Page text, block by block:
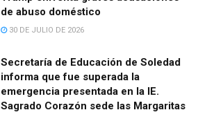
de abuso doméstico
30 DE JULIO DE 2026
Secretaría de Educación de Soledad
informa que fue superada la
emergencia presentada en la IE.
Sagrado Corazón sede las Margaritas